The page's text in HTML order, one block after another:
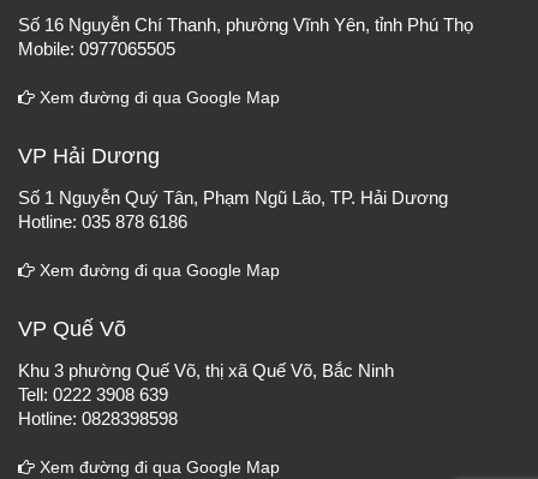
Số 16 Nguyễn Chí Thanh, phường Vĩnh Yên, tỉnh Phú Thọ
Mobile: 0977065505
Xem đường đi qua Google Map
VP Hải Dương
Số 1 Nguyễn Quý Tân, Phạm Ngũ Lão, TP. Hải Dương
Hotline: 035 878 6186
Xem đường đi qua Google Map
VP Quế Võ
Khu 3 phường Quế Võ, thị xã Quế Võ, Bắc Ninh
Tell: 0222 3908 639
Hotline: 0828398598
Xem đường đi qua Google Map